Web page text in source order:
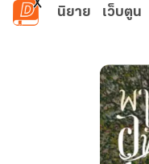
ข้ามไปยังเนื้อหาหลัก
นิยาย เว็บตูน